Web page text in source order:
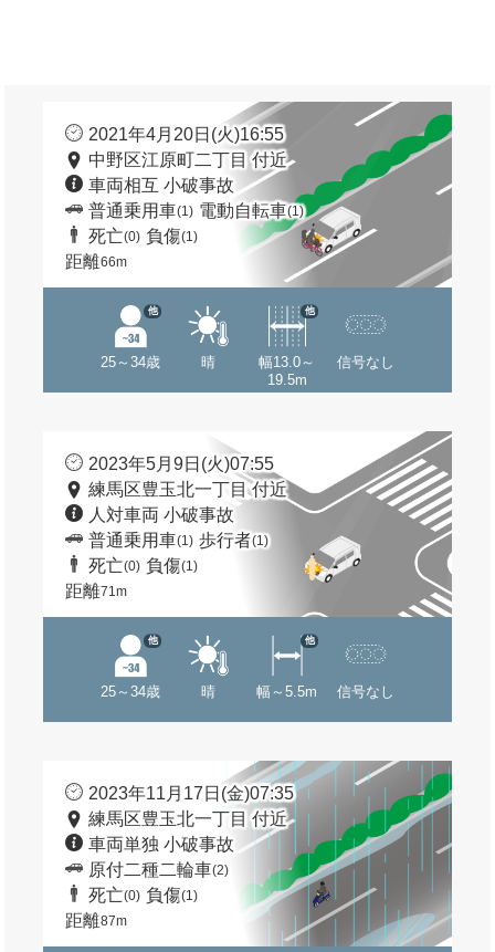
2021年4月20日(火)16:55
中野区江原町二丁目 付近
車両相互 小破事故
普通乗用車(1) 電動自転車(1)
死亡(0) 負傷(1)
距離66m
25～34歳
他
晴
幅13.0～
19.5m
他
信号なし
2023年5月9日(火)07:55
練馬区豊玉北一丁目 付近
人対車両 小破事故
普通乗用車(1) 歩行者(1)
死亡(0) 負傷(1)
距離71m
25～34歳
他
晴 幅～5.5m
他
信号なし
2023年11月17日(金)07:35
練馬区豊玉北一丁目 付近
車両単独 小破事故
原付二種二輪車(2)
死亡(0) 負傷(1)
距離87m